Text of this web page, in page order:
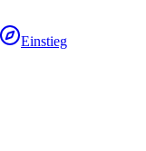
Einstieg